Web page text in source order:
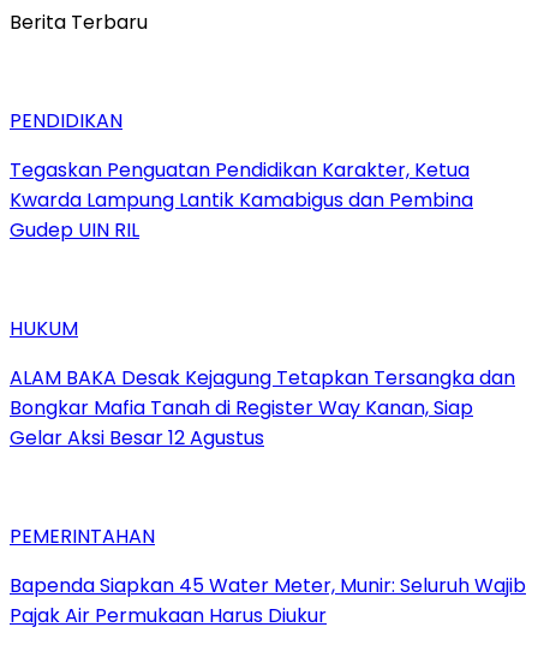
Berita Terbaru
PENDIDIKAN
Tegaskan Penguatan Pendidikan Karakter, Ketua
Kwarda Lampung Lantik Kamabigus dan Pembina
Gudep UIN RIL
HUKUM
ALAM BAKA Desak Kejagung Tetapkan Tersangka dan
Bongkar Mafia Tanah di Register Way Kanan, Siap
Gelar Aksi Besar 12 Agustus
PEMERINTAHAN
‎Bapenda Siapkan 45 Water Meter, Munir: Seluruh Wajib
Pajak Air Permukaan Harus Diukur